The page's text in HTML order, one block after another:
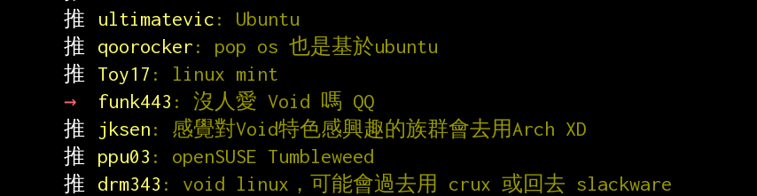
推
ultimatevic: Ubuntu
推
qoorocker: pop os 也是基於ubuntu
推
Toy17 : linux mint
→
funk443 : 沒人愛 Void 嗎 QQ
推
jksen: 感覺對Void特色感興趣的族群會去用Arch XD
推
ppu03 : openSUSE Tumbleweed
推
drm343 : void linux，可能會過去用 crux 或回去 slackware